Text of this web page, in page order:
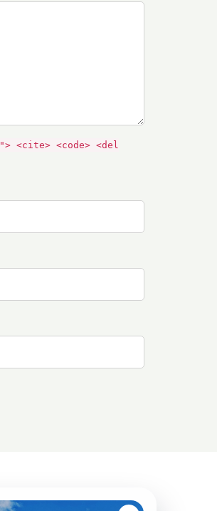
<cite> <code> <del